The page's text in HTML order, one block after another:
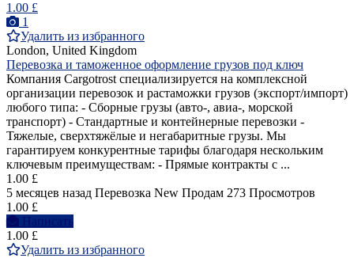
1.00 £
1
Удалить из избранного
London, United Kingdom
Перевозка и таможенное оформление грузов под ключ
Компания Cargotrost специализируется на комплексной
организации перевозок и растаможки грузов (экспорт/импорт)
любого типа: - Сборные грузы (авто-, авиа-, морской
транспорт) - Стандартные и контейнерные перевозки -
Тяжелые, сверхтяжёлые и негабаритные грузы. Мы
гарантируем конкурентные тарифы благодаря нескольким
ключевым преимуществам: - Прямые контракты с ...
1.00 £
5 месяцев назад Перевозка New Продам 273 Просмотров
1.00 £
Написать
1.00 £
Удалить из избранного